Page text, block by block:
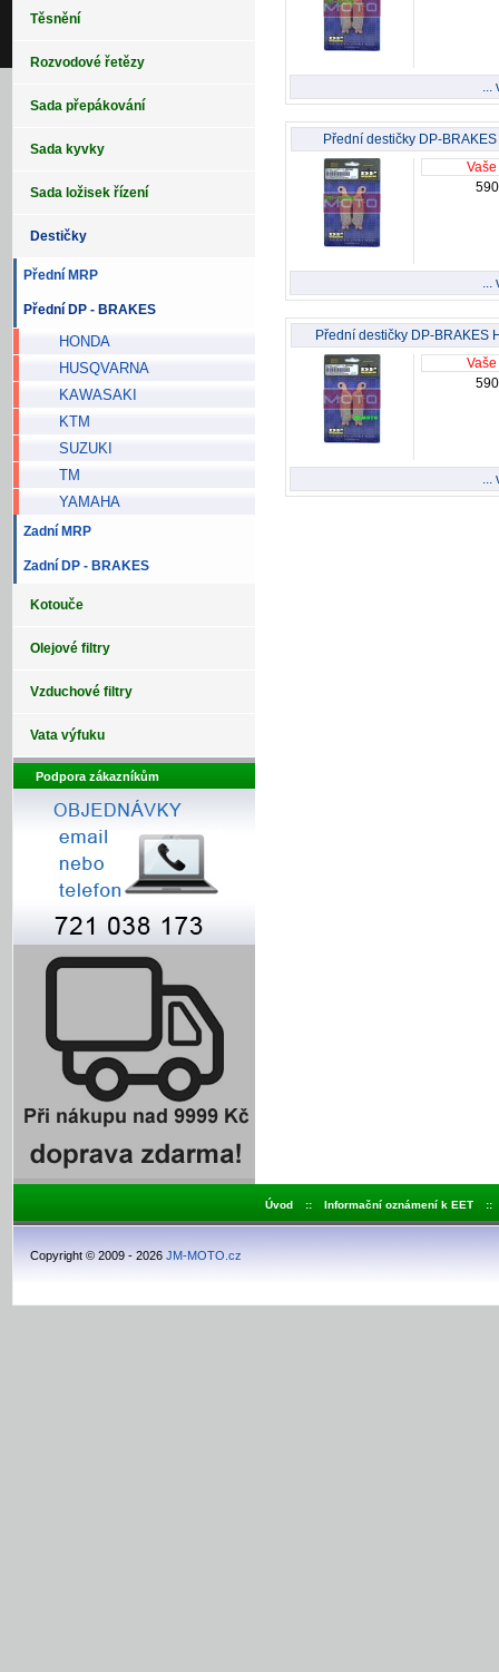
Těsnění
Rozvodové řetězy
Sada přepákování
Sada kyvky
Sada ložisek řízení
Destičky
Přední MRP
Přední DP - BRAKES
HONDA
HUSQVARNA
KAWASAKI
KTM
SUZUKI
TM
YAMAHA
Zadní MRP
Zadní DP - BRAKES
Kotouče
Olejové filtry
Vzduchové filtry
Vata výfuku
Podpora zákazníkům
Přední destičky DP-
Přední destičky DP-BRAKES
Úvod :: Informační oznámení k EET ::
Copyright © 2009 - 2026 JM-MOTO.cz